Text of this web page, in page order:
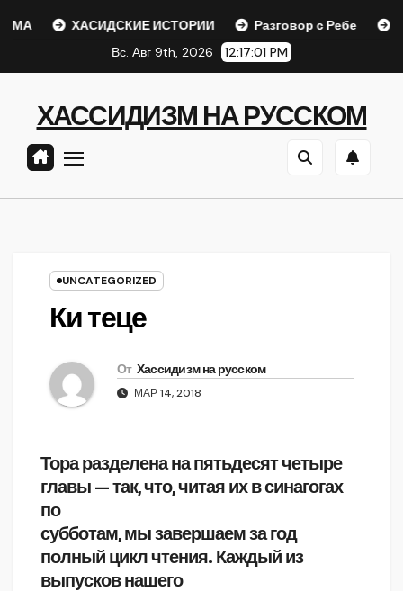
ХАСИДСКИЕ ИСТОРИИ Разговор с Ребе
Вс. Авг 9th, 2026
12:17:02 PM
ХАССИДИЗМ НА РУССКОМ
UNCATEGORIZED
Ки теце
От Хассидизм на русском
МАР 14, 2018
Тора разделена на пятьдесят четыре
главы — так, что, читая их в синагогах
по
субботам, мы завершаем за год
полный цикл чтения. Каждый из
выпусков нашего